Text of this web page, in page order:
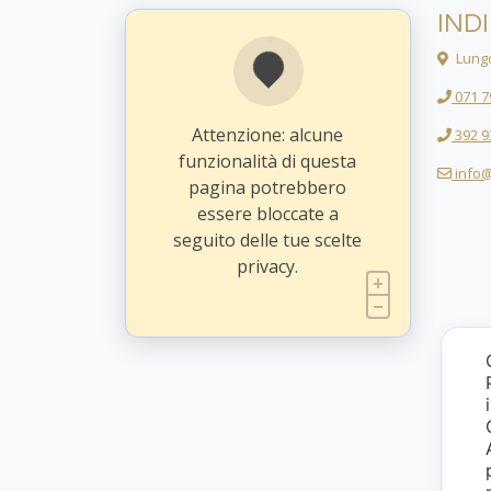
Attenzione: alcune
funzionalità di questa
pagina potrebbero
essere bloccate a
seguito delle tue scelte
privacy.
071
392